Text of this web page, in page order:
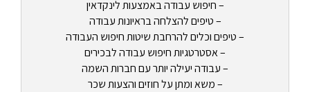
– חיפוש עבודה באמצעות לינקדאין
– טיפים להצלחה בראיונות עבודה
– טיפים וכלים להרחבת שיטות חיפוש העבודה
– אסטרטגיות חיפוש עבודה לבכירים
– עבודה יעילה יותר עם חברות השמה
– משא ומתן על חוזים והצעות שכר